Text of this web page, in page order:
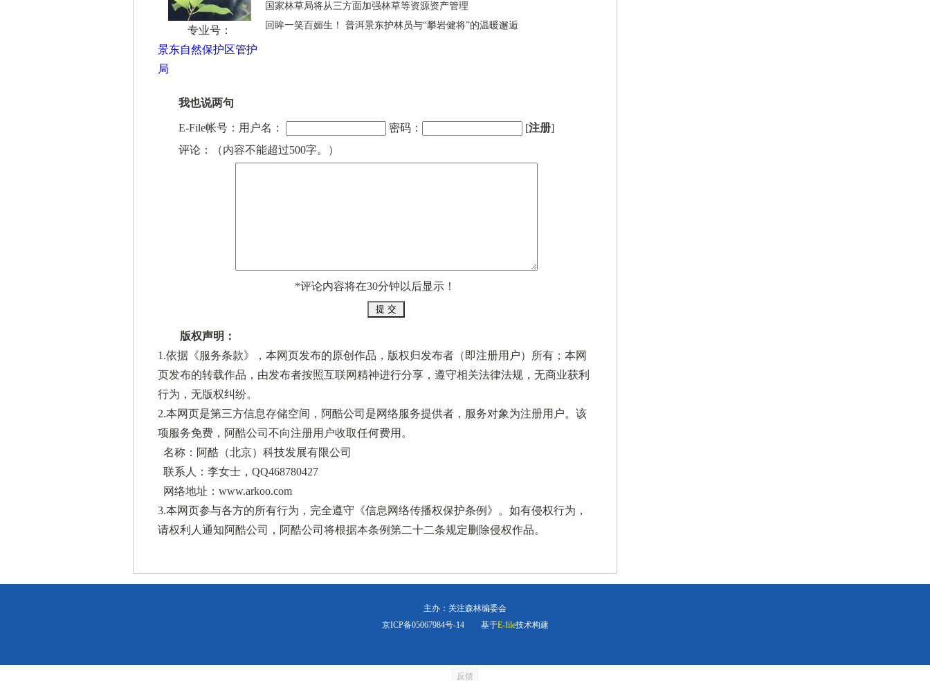
专业号：
景东自然保护区管护
局
国家林草局将从三方面加强林草等资源资产管理
回眸一笑百媚生！ 普洱景东护林员与“攀岩健将”的温暖邂逅
我也说两句
E-File帐号：用户名： 密码： [注册]
评论：（内容不能超过500字。）
*评论内容将在30分钟以后显示！
版权声明：
1.依据《服务条款》，本网页发布的原创作品，版权归发布者（即注册用户）所有；本网
页发布的转载作品，由发布者按照互联网精神进行分享，遵守相关法律法规，无商业获利
行为，无版权纠纷。
2.本网页是第三方信息存储空间，阿酷公司是网络服务提供者，服务对象为注册用户。该
项服务免费，阿酷公司不向注册用户收取任何费用。
名称：阿酷（北京）科技发展有限公司
联系人：李女士，QQ468780427
网络地址： www.arkoo.com
3.本网页参与各方的所有行为，完全遵守《信息网络传播权保护条例 》。如有侵权行为，
请权利人通知阿酷公司，阿酷公司将根据本条例第二十二条规定删除侵权作品。
主办：关注森林编委会
京ICP备05067984号-14基于E-file技术构建
反馈